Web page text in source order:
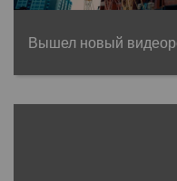
Вышел новый